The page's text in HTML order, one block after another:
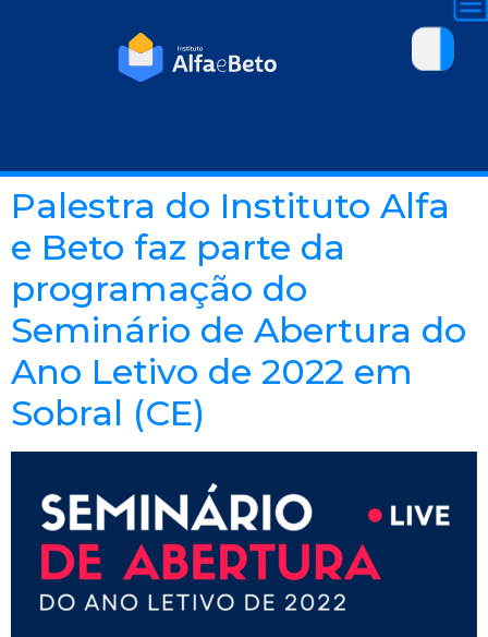
Palestra do Instituto Alfa
e Beto faz parte da
programação do
Seminário de Abertura do
Ano Letivo de 2022 em
Sobral (CE)